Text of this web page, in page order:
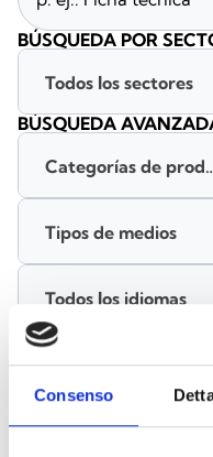
Consenso
BÚSQUEDA POR
Todos los sectores
BÚSQUEDA
Tipos de medios
Todos los idiomas
BUSCAR
BORRAR FILTROS